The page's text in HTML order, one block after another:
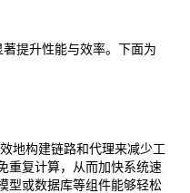
提升性能与效率。下面为
地构建链路和代理来减少工
重复计算，从而加快系统速
型或数据库等组件能够轻松